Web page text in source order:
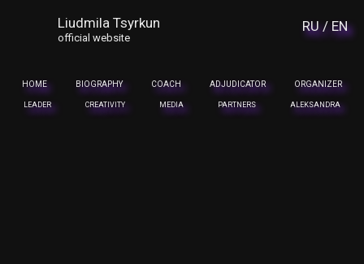
Liudmila Tsyrkun
official website
RU / EN
HOME BIOGRAPHY COACH ADJUDICATOR ORGANIZER
LEADER CREATIVITY MEDIA PARTNERS ALEKSANDRA